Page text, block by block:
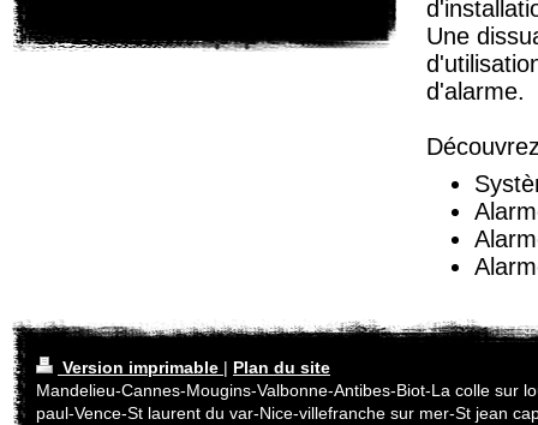
Une
d'alarme.
Version imprimable | Plan du site
Mandelieu-Cannes-Mougins-Valbonne-Antibes-Biot-La colle sur
paul-Vence-St laurent du var-Nice-villefranche sur mer-St jean